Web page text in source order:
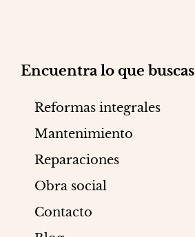
Encuentra lo que
Reformas integrales
Mantenimiento
Reparaciones
Obra social
Contacto